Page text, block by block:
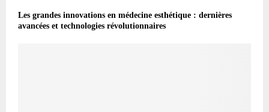
Les grandes innovations en médecine esthétique : dernières
avancées et technologies révolutionnaires